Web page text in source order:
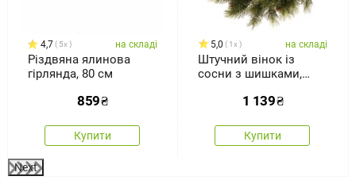
4,7 5x на складі
Різдвяна ялинова
гірлянда, 80 см
859₴
Купити
5,0 1x на складі
Штучний вінок із
сосни з шишками,
1 139₴
Купити
Next